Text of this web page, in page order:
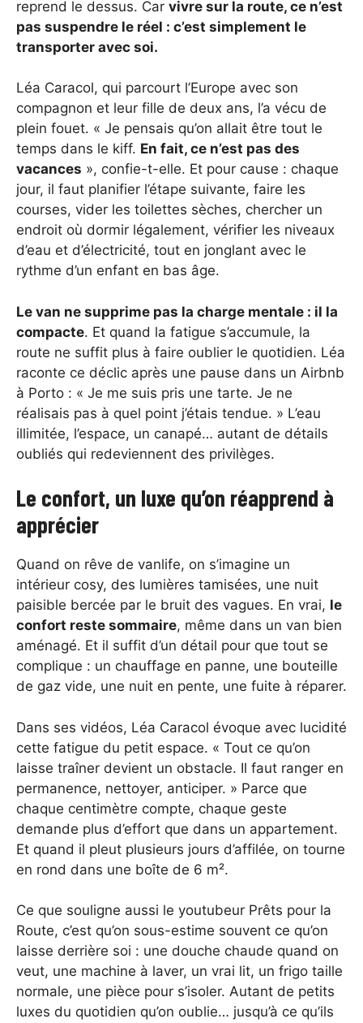
reprend le dessus. Car vivre sur la route, ce n’est
pas suspendre le réel : c’est simplement le
transporter avec soi.
Léa Caracol, qui parcourt l’Europe avec son
compagnon et leur fille de deux ans, l’a vécu de
plein fouet. « Je pensais qu’on allait être tout le
temps dans le kiff. En fait, ce n’est pas des
vacances », confie-t-elle. Et pour cause : chaque
jour, il faut planifier l’étape suivante, faire les
courses, vider les toilettes sèches, chercher un
endroit où dormir légalement, vérifier les niveaux
d’eau et d’électricité, tout en jonglant avec le
rythme d’un enfant en bas âge.
Le van ne supprime pas la charge mentale : il la
compacte. Et quand la fatigue s’accumule, la
route ne suffit plus à faire oublier le quotidien. Léa
raconte ce déclic après une pause dans un Airbnb
à Porto : « Je me suis pris une tarte. Je ne
réalisais pas à quel point j’étais tendue. » L’eau
illimitée, l’espace, un canapé… autant de détails
oubliés qui redeviennent des privilèges.
Le confort, un luxe qu’on réapprend à
apprécier
Quand on rêve de vanlife, on s’imagine un
intérieur cosy, des lumières tamisées, une nuit
paisible bercée par le bruit des vagues. En vrai, le
confort reste sommaire, même dans un van bien
aménagé. Et il suffit d’un détail pour que tout se
complique : un chauffage en panne, une bouteille
de gaz vide, une nuit en pente, une fuite à réparer.
Dans ses vidéos, Léa Caracol évoque avec lucidité
cette fatigue du petit espace. « Tout ce qu’on
laisse traîner devient un obstacle. Il faut ranger en
permanence, nettoyer, anticiper. » Parce que
chaque centimètre compte, chaque geste
demande plus d’effort que dans un appartement.
Et quand il pleut plusieurs jours d’affilée, on tourne
en rond dans une boîte de 6 m².
Ce que souligne aussi le youtubeur Prêts pour la
Route, c’est qu’on sous-estime souvent ce qu’on
laisse derrière soi : une douche chaude quand on
veut, une machine à laver, un vrai lit, un frigo taille
normale, une pièce pour s’isoler. Autant de petits
luxes du quotidien qu’on oublie… jusqu’à ce qu’ils